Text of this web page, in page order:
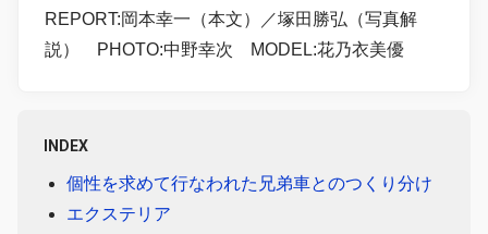
REPORT:岡本幸一（本文）／塚田勝弘（写真解
説） PHOTO:中野幸次 MODEL:花乃衣美優
INDEX
個性を求めて行なわれた兄弟車とのつくり分け
エクステリア